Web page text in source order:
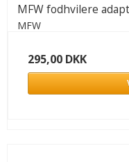
MFW fodhvilere
MFW
295,00 DKK